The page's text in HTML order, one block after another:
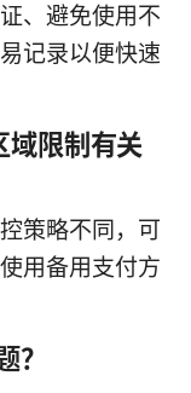
、避免使用不
记录以便快速
限制有关
策略不同，可
用备用支付方
？